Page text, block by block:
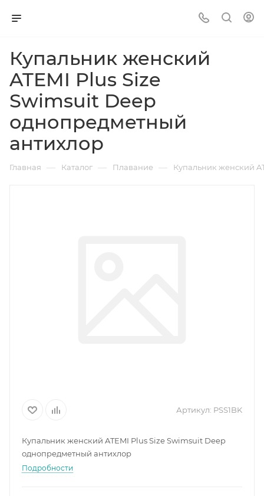
Купальник женский
ATEMI Plus Size
Swimsuit Deep
однопредметный
антихлор
Главная — Каталог — Плавание — Купальник женский
Артикул: PSS1BK
Купальник женский ATEMI Plus Size Swimsuit Deep
однопредметный антихлор
Подробности